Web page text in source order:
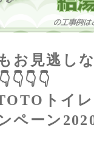
お見逃しな
トイ
ペーン